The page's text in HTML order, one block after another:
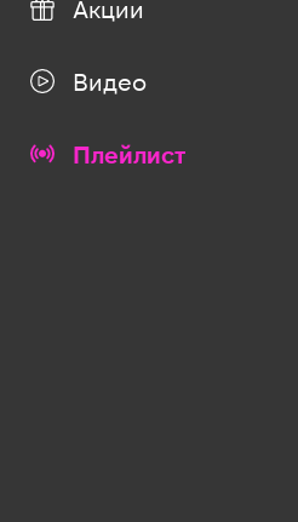
Акции
Видео
Плейлист
00:58